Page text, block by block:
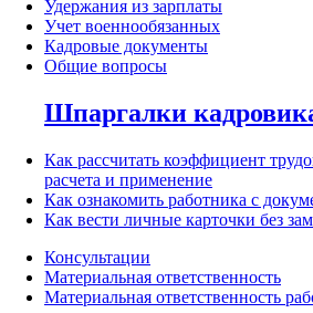
Удержания из зарплаты
Учет военнообязанных
Кадровые документы
Общие вопросы
Шпаргалки
Как рассчитать коэффициент
расчета и применение
Как ознакомить работника с
Как вести личные карточки без
Консультации
Материальная ответственность
Материальная ответственность